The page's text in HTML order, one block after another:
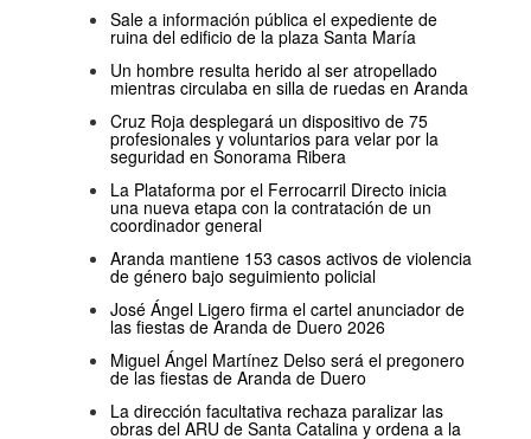
Sale a información pública el expediente de
ruina del edificio de la plaza Santa María
Un hombre resulta herido al ser atropellado
mientras circulaba en silla de ruedas en Aranda
Cruz Roja desplegará un dispositivo de 75
profesionales y voluntarios para velar por la
seguridad en Sonorama Ribera
La Plataforma por el Ferrocarril Directo inicia
una nueva etapa con la contratación de un
coordinador general
Aranda mantiene 153 casos activos de violencia
de género bajo seguimiento policial
José Ángel Ligero firma el cartel anunciador de
las fiestas de Aranda de Duero 2026
Miguel Ángel Martínez Delso será el pregonero
de las fiestas de Aranda de Duero
La dirección facultativa rechaza paralizar las
obras del ARU de Santa Catalina y ordena a la